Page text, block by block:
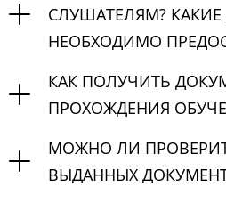
СЛУШАТЕЛЯМ?
НЕОБХОДИМО
КАК ПОЛУЧИТЬ
ПРОХОЖДЕНИЯ
МОЖНО ЛИ
ВЫДАННЫХ